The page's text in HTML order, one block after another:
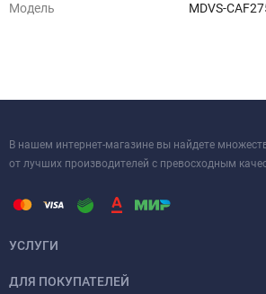
Модель MDVS-
В нашем интернет-магазине вы найдете
от лучших производителей с превосходным
УСЛУГИ
ДЛЯ ПОКУПАТЕЛЕЙ